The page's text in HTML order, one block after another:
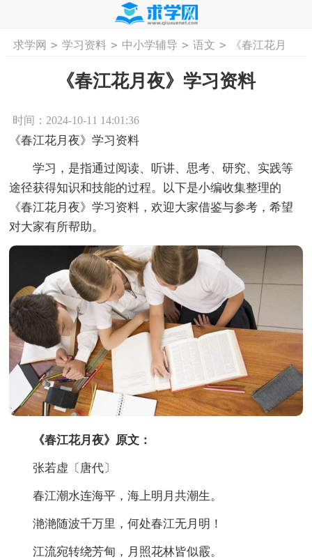
首页 工作计划 活动计划 学习计划
求学网 > 学习资料 > 中小学辅导 > 语文 >
《春江花月
《春江花月夜》学习资料
时间：2024-10-11 14:01:36
《春江花月夜》学习资料
学习，是指通过阅读、听讲、思考、研究、实践等
途径获得知识和技能的过程。以下是小编收集整理的
《春江花月夜》学习资料，欢迎大家借鉴与参考，希望
对大家有所帮助。
《春江花月夜》原文：
张若虚〔唐代〕
春江潮水连海平，海上明月共潮生。
滟滟随波千万里，何处春江无月明！
江流宛转绕芳甸，月照花林皆似霰。